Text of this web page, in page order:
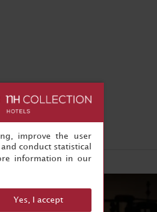
improve the user
conduct statistical
information in our
Yes, I accept